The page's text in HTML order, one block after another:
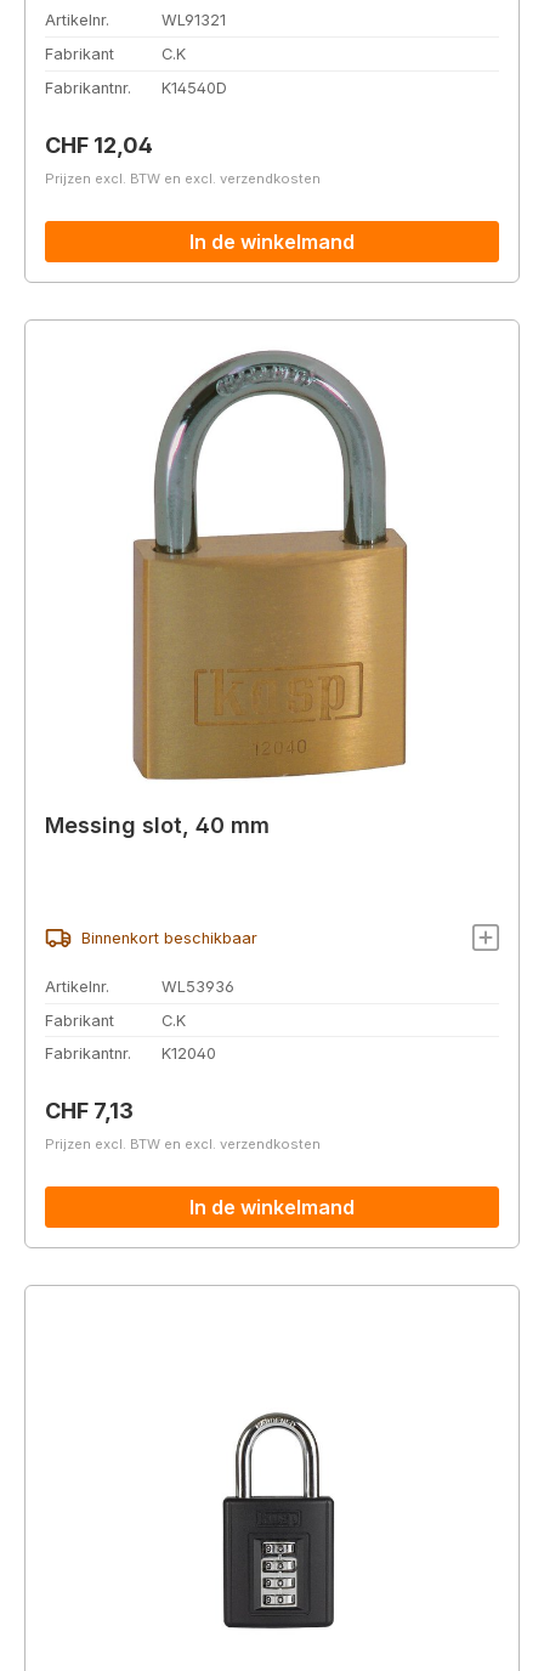
Artikelnr.
WL91321
Fabrikant
C.K
Fabrikantnr.
K14540D
Normale prijs:
CHF 12,04
Prijzen excl. BTW en excl. verzendkosten
In de winkelmand
Messing slot, 40 mm
Binnenkort beschikbaar
Artikelnr.
WL53936
Fabrikant
C.K
Fabrikantnr.
K12040
Normale prijs:
CHF 7,13
Prijzen excl. BTW en excl. verzendkosten
In de winkelmand